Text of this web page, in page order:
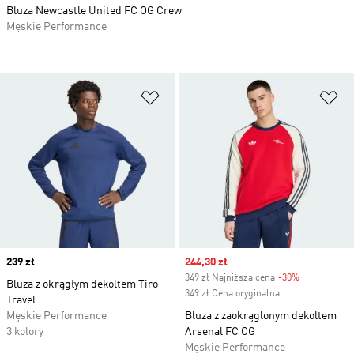
Dodaj do listy życzeń
Price
239 zł
Bluza z okrągłym dekoltem Tiro
Travel
Męskie Performance
3 kolory
Sale price
244,30 zł
349 zł Najniższa cena -30%
349 zł Cena oryginalna
Bluza z zaokrąglonym dekoltem
Arsenal FC OG
Męskie Performance
Bluza Newcastle United FC OG Crew
Męskie Performance